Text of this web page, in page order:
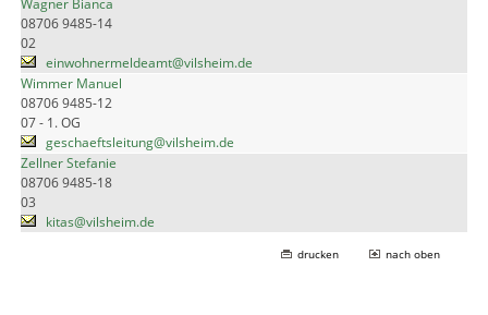
08706 9485-14
02
einwohnermeldeamt@vilsheim.de
Wimmer Manuel
08706 9485-12
07 - 1. OG
geschaeftsleitung@vilsheim.de
Zellner Stefanie
08706 9485-18
03
kitas@vilsheim.de
drucken nach oben